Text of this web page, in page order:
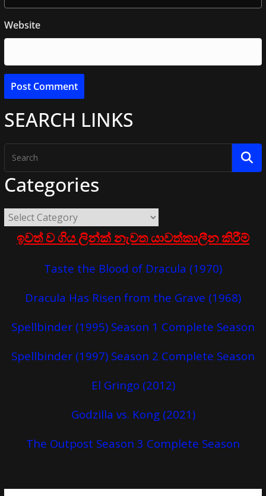
Website
SEARCH LINKS
Categories
ඉවත් ව ගිය ලින්ක් නැවත යාවත්කාලීන කිරීම්
Taste the Blood of Dracula (1970)
Dracula Has Risen from the Grave (1968)
Spellbinder (1995) Season 1 Complete Season
Spellbinder (1997) Season 2 Complete Season
El Gringo (2012)
Godzilla vs. Kong (2021)
The Outpost Season 3 Complete Season